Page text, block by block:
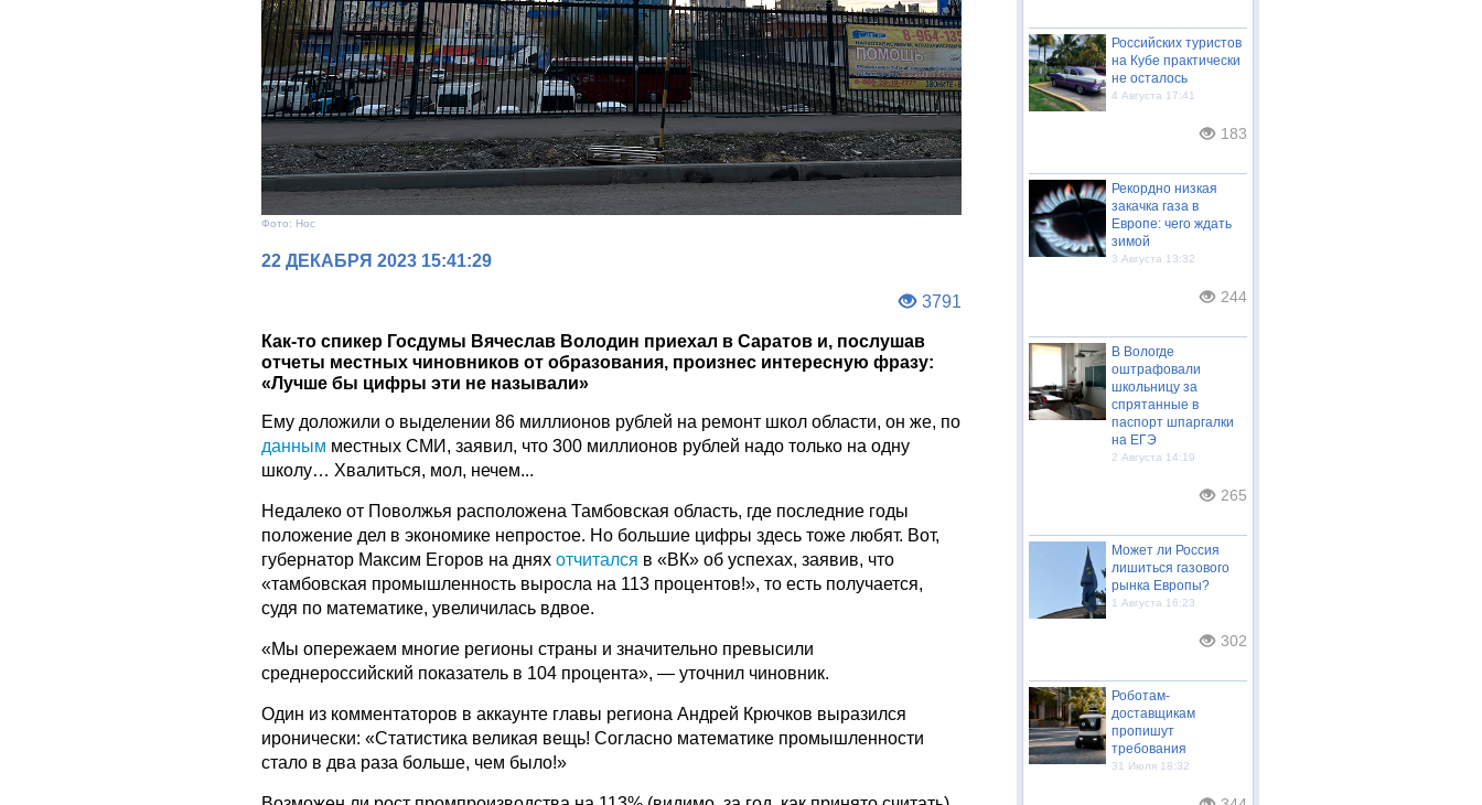
Фото: Нос
22 ДЕКАБРЯ 2023 15:41:29
3791
Как-то спикер Госдумы Вячеслав Володин приехал в Саратов и, послушав
отчеты местных чиновников от образования, произнес интересную фразу:
«Лучше бы цифры эти не называли»
Ему доложили о выделении 86 миллионов рублей на ремонт школ области, он же, по
данным местных СМИ, заявил, что 300 миллионов рублей надо только на одну
школу… Хвалиться, мол, нечем...
Недалеко от Поволжья расположена Тамбовская область, где последние годы
положение дел в экономике непростое. Но большие цифры здесь тоже любят. Вот,
губернатор Максим Егоров на дняхотчитался в «ВК» об успехах, заявив, что
«тамбовская промышленность выросла на 113 процентов!», то есть получается,
судя по математике, увеличилась вдвое.
«Мы опережаем многие регионы страны и значительно превысили
среднероссийский показатель в 104 процента», — уточнил чиновник.
Один из комментаторов в аккаунте главы региона Андрей Крючков выразился
иронически: «Статистика великая вещь! Согласно математике промышленности
стало в два раза больше, чем было!»
Российских туристов
на Кубе практически
не осталось
4 Августа 17:41
183
Рекордно низкая
закачка газа в
Европе: чего ждать
зимой
3 Августа 13:32
244
В Вологде
оштрафовали
школьницу за
спрятанные в
паспорт шпаргалки
на ЕГЭ
2 Августа 14:19
265
Может ли Россия
лишиться газового
рынка Европы?
1 Августа 16:23
302
Роботам-
доставщикам
пропишут
требования
31 Июля 18:32